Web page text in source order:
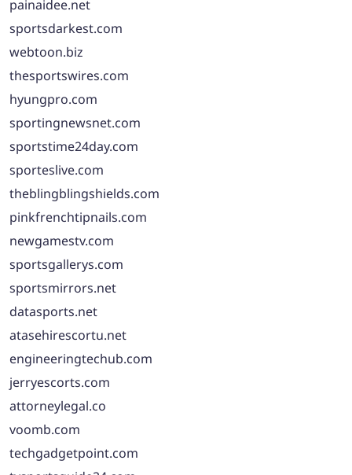
painaidee.net
sportsdarkest.com
webtoon.biz
thesportswires.com
hyungpro.com
sportingnewsnet.com
sportstime24day.com
sporteslive.com
theblingblingshields.com
pinkfrenchtipnails.com
newgamestv.com
sportsgallerys.com
sportsmirrors.net
datasports.net
atasehirescortu.net
engineeringtechub.com
jerryescorts.com
attorneylegal.co
voomb.com
techgadgetpoint.com